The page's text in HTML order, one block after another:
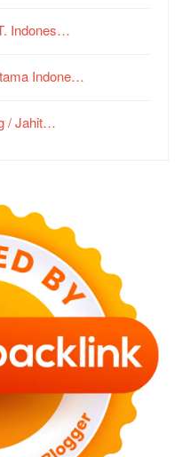
Indones…
Indone…
/ Jahit…